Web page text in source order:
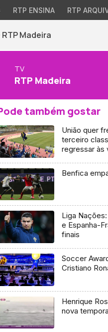
RTP ENSINA RTP
RTP Madeira
TV
RTP Madeira
também gostar
União quer
terceiro
regressar às
Benfica
Liga
e Espanha-
finais
Soccer
Cristiano
Henrique
nova